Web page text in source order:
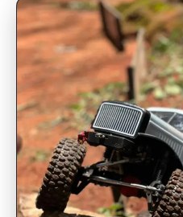
INSCRIPCIONES ABIERTAS